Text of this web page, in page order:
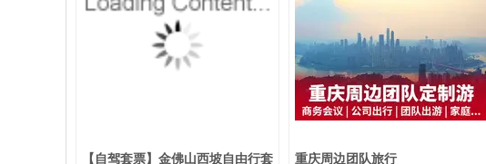
【自驾套票】金佛山西坡自由行套
重庆周边团队旅行